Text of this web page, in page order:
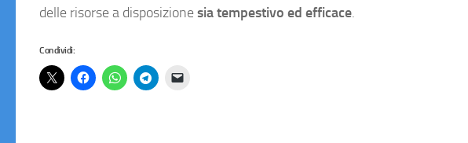
delle risorse a disposizionesia tempestivo ed efficace.
Condividi: